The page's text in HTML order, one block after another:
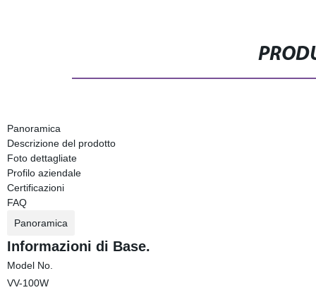
Panoramica
Descrizione del prodotto
Foto dettagliate
Profilo aziendale
Certificazioni
FAQ
Panoramica
Informazioni di Base.
Model No.
VV-100W